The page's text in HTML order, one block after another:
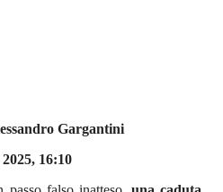
Gargantini
16:10